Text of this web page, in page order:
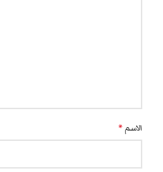
الاسم *